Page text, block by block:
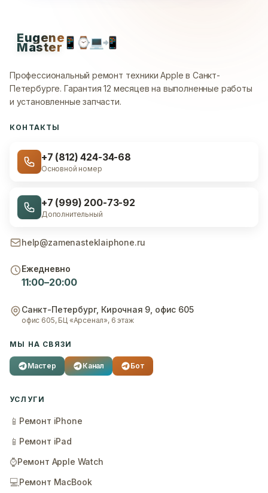
Eugene
Master📱 ⌚💻📲
Профессиональный ремонт техники Apple в Санкт-
Петербурге. Гарантия 12 месяцев на выполненные работы
и установленные запчасти.
КОНТАКТЫ
+7 (812) 424-34-68
Основной номер
+7 (999) 200-73-92
Дополнительный
help@zamenasteklaiphone.ru
Ежедневно
11:00–20:00
Санкт-Петербург, Кирочная 9, офис 605
офис 605, БЦ «Арсенал», 6 этаж
МЫ НА СВЯЗИ
Мастер Канал Бот
УСЛУГИ
📱 Ремонт iPhone
📱 Ремонт iPad
⌚Ремонт Apple Watch
💻Ремонт MacBook